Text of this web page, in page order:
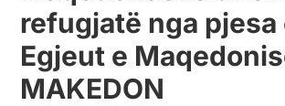
refugjatë nga pjesa
Egjeut e
MAKEDON